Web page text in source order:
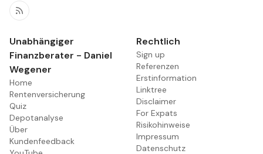
RSS
Unabhängiger
Finanzberater - Daniel
Wegener
Home
Rentenversicherung
Quiz
Depotanalyse
Über
Kundenfeedback
Rechtlich
Sign up
Referenzen
Erstinformation
Linktree
Disclaimer
For Expats
Risikohinweise
Impressum
Datenschutz